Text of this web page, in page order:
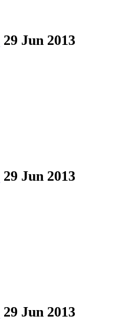
29 Jun 2013
29 Jun 2013
29 Jun 2013